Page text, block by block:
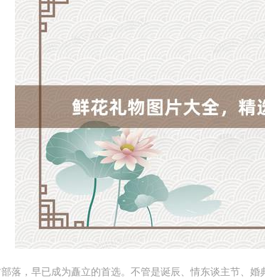
落，早已成为矗立的首选。不管是诞辰、情东谈主节、